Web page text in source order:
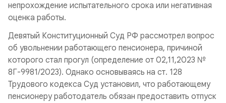
непрохождение испытательного срока или негативная
оценка работы.
Девятый Конституционный Суд РФ рассмотрел вопрос
об увольнении работающего пенсионера, причиной
которого стал прогул (определение от 02,11,2023 №
8Г-9981/2023). Однако основываясь на ст. 128
Трудового кодекса Суд установил, что работающему
пенсионеру работодатель обязан предоставить отпуск